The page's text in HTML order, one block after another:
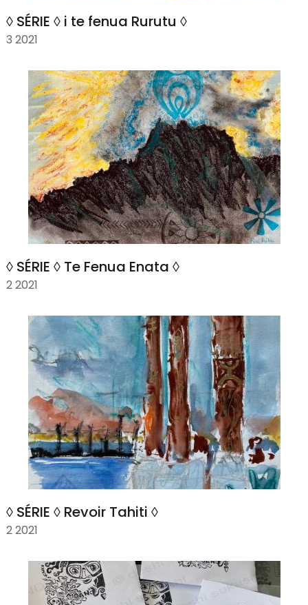
◊ SÉRIE ◊ i te fenua Rurutu ◊
3 2021
◊ SÉRIE ◊ Te Fenua Enata ◊
2 2021
◊ SÉRIE ◊ Revoir Tahiti ◊
2 2021